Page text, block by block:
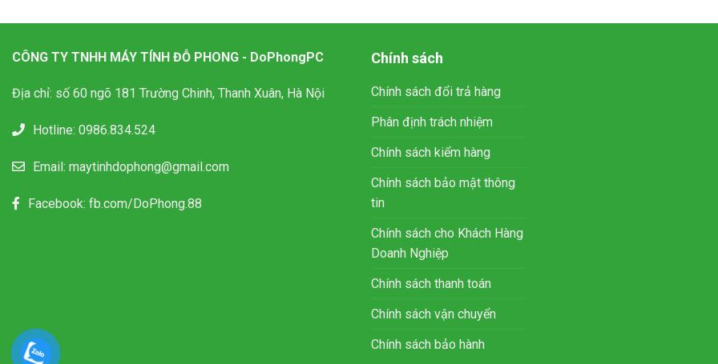
CÔNG TY TNHH MÁY TÍNH ĐỖ PHONG - DoPhongPC
Địa chỉ: số 60 ngõ 181 Trường Chinh, Thanh Xuân, Hà Nội
Hotline: 0986.834.524
Email: maytinhdophong@gmail.com
Facebook: fb.com/DoPhong.88
Chính sách
Chính sách đổi trả hàng
Phân định trách nhiệm
Chính sách kiểm hàng
Chính sách bảo mật thông
tin
Chính sách cho Khách Hàng
Doanh Nghiệp
Chính sách thanh toán
Chính sách vận chuyển
Chính sách bảo hành